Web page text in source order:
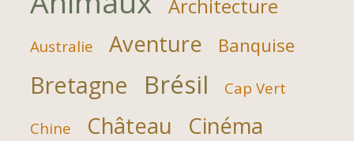
Architecture
Australie Aventure Banquise
Bretagne Brésil Cap Vert
Chine Château Cinéma